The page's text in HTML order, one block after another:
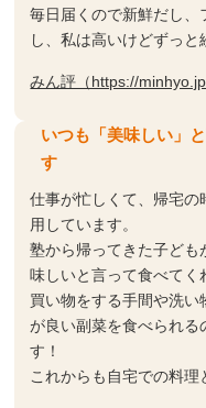
毎日届くので新鮮だし、
し、私は高いけどずっと
みん評（https://
いつも「美味しい」
す
仕事が忙しくて、帰宅の
用しています。
塾から帰ってきた子ども
味しいと言って食べてく
買い物をする手間や洗い
が良い副菜を食べられる
す！
これからも自宅での料理